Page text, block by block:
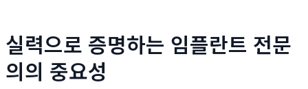
실력으로 증명하는 임플란트 전문
의의 중요성